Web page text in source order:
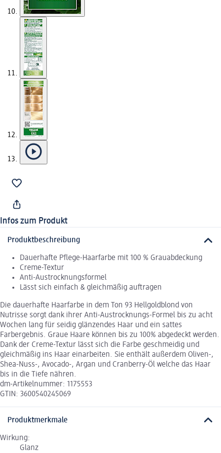
Infos zum Produkt
Produktbeschreibung
Dauerhafte Pflege-Haarfarbe mit 100 % Grauabdeckung
Creme-Textur
Anti-Austrocknungsformel
Lässt sich einfach & gleichmäßig auftragen
Die dauerhafte Haarfarbe in dem Ton 93 Hellgoldblond von
Nutrisse sorgt dank ihrer Anti-Austrocknungs-Formel bis zu acht
Wochen lang für seidig glänzendes Haar und ein sattes
Farbergebnis. Graue Haare können bis zu 100% abgedeckt werden.
Dank der Creme-Textur lässt sich die Farbe geschmeidig und
gleichmäßig ins Haar einarbeiten. Sie enthält außerdem Oliven-,
Shea-Nuss-, Avocado-, Argan und Cranberry-Öl welche das Haar
bis in die Tiefe nähren.
dm-Artikelnummer: 1175553
GTIN: 3600540245069
Produktmerkmale
Wirkung:
Glanz